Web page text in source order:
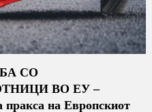
СО
ВО ЕУ –
пракса на Европскиот